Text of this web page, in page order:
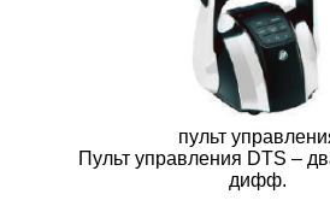
пульт
Пульт управления DTS –
дифф.